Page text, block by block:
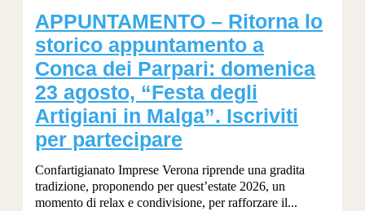
APPUNTAMENTO – Ritorna lo
storico appuntamento a
Conca dei Parpari: domenica
23 agosto, “Festa degli
Artigiani in Malga”. Iscriviti
per partecipare
Confartigianato Imprese Verona riprende una gradita
tradizione, proponendo per quest’estate 2026, un
momento di relax e condivisione, per rafforzare il...